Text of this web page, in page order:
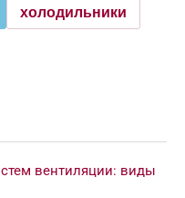
холодильники
вентиляции: виды